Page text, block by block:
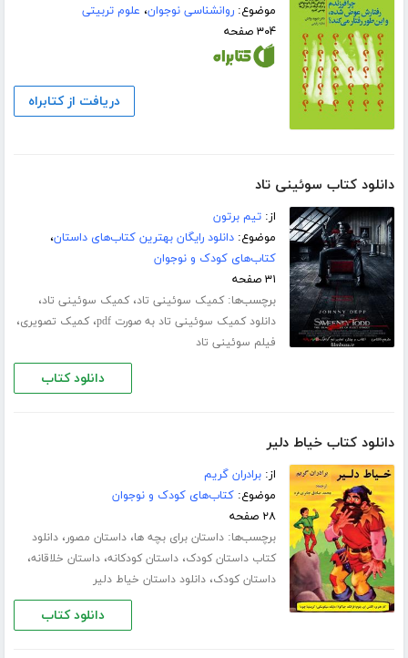
موضوع:روانشناسی نوجوان، علوم تربیتی
۳۰۴ صفحه
دریافت از کتابراه
دانلود کتاب سوئینی تاد
از:تیم برتون
موضوع:دانلود رایگان بهترین کتاب‌های داستان،
کتاب‌های کودک و نوجوان
۳۱ صفحه
برچسب‌ها:کمیک سوئینی تاد،کمیک سوئینی تاد،
دانلود کمیک سوئینی تاد به صورت pdf ،کمیک تصویری،
فیلم سوئینی تاد
دانلود کتاب
دانلود کتاب خیاط دلیر
از:برادران گریم
موضوع:کتاب‌های کودک و نوجوان
۲۸ صفحه
برچسب‌ها:داستان برای بچه ها،داستان مصور،دانلود
کتاب داستان کودک،داستان کودکانه،داستان خلاقانه،
داستان کودک،دانلود داستان خیاط دلیر
دانلود کتاب